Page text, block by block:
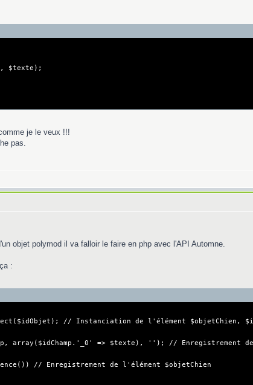
je le veux !!!
pas.
objet polymod il va falloir le faire en php avec l'API Automne.
:
// Instanciation de l'élément
array($idChamp.'_0' => $texte), ''); // Enregistrement
// Enregistrement de l'élément $objetChien